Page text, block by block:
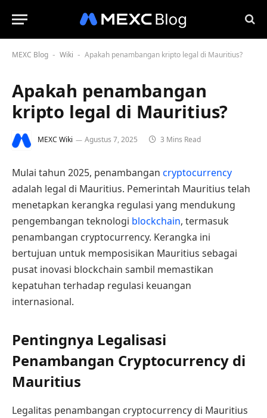
MEXC Blog - Wiki - Apakah penambangan kripto legal di Mauritius?
Apakah penambangan
kripto legal di Mauritius?
MEXC Wiki Agustus 7, 2025 3 Mins Read
Mulai tahun 2025, penambangan cryptocurrency
adalah legal di Mauritius. Pemerintah Mauritius telah
menetapkan kerangka regulasi yang mendukung
pengembangan teknologi blockchain, termasuk
penambangan cryptocurrency. Kerangka ini
bertujuan untuk memposisikan Mauritius sebagai
pusat inovasi blockchain sambil memastikan
kepatuhan terhadap regulasi keuangan
internasional.
Pentingnya Legalisasi
Penambangan Cryptocurrency di
Mauritius
Legalitas penambangan cryptocurrency di Mauritius